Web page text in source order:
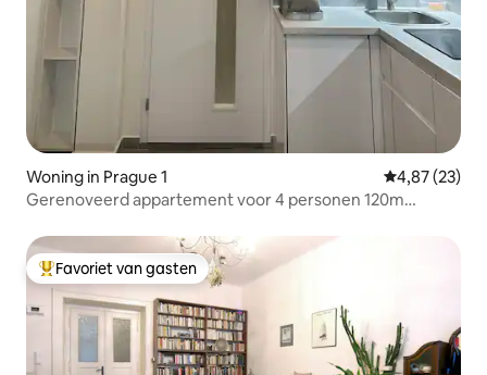
Woning in Prague 1 Gemiddelde
4,87 (23)
Gerenoveerd appartement voor 4 personen 120m
Topfavoriet van gasten
Favoriet van gasten